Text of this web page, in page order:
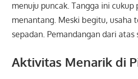
menuju puncak. Tangga ini cukup
menantang. Meski begitu, usaha
sepadan. Pemandangan dari atas
Aktivitas Menarik di